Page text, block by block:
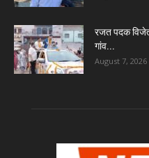
रजत पदक
गांव...
August 7, 2026